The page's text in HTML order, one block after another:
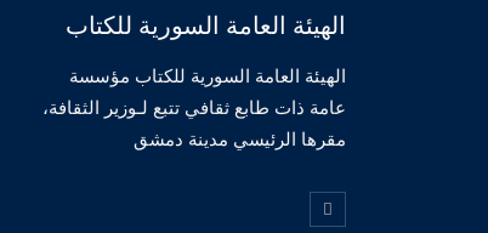
الهيئة العامة السورية للكتاب
الهيئة العامة السورية للكتاب مؤسسة
عامة ذات طابع ثقافي تتبع لـوزير الثقافة،
مقرها الرئيسي مدينة دمشق